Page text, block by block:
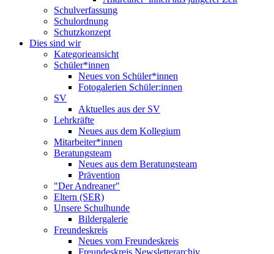
Schulverfassung
Schulordnung
Schutzkonzept
Dies sind wir
Kategorieansicht
Schüler*innen
Neues von Schüler*innen
Fotogalerien Schüler:innen
SV
Aktuelles aus der SV
Lehrkräfte
Neues aus dem Kollegium
Mitarbeiter*innen
Beratungsteam
Neues aus dem Beratungsteam
Prävention
"Der Andreaner"
Eltern (SER)
Unsere Schulhunde
Bildergalerie
Freundeskreis
Neues vom Freundeskreis